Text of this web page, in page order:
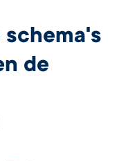
schema's
de